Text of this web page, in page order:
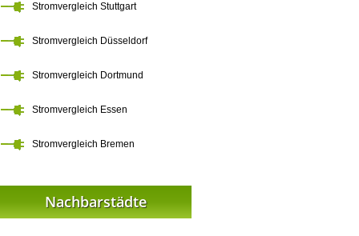
Stromvergleich Stuttgart
Stromvergleich Düsseldorf
Stromvergleich Dortmund
Stromvergleich Essen
Stromvergleich Bremen
Nachbarstädte